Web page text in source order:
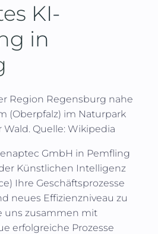
KI-
in
Region Regensburg nahe
(Oberpfalz) im Naturpark
Wald. Quelle: Wikipedia
GmbH in Pemfling
Künstlichen Intelligenz
) Ihre Geschäftsprozesse
neues Effizienzniveau zu
uns zusammen mit
erfolgreiche Prozesse